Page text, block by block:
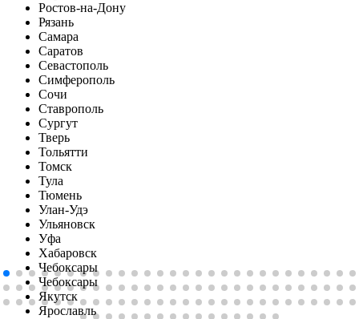
Ростов-на-Дону
Рязань
Самара
Саратов
Севастополь
Симферопoль
Сочи
Ставрополь
Сургут
Тверь
Тольятти
Томск
Тула
Тюмень
Улан-Удэ
Ульяновск
Уфа
Хабаровск
Чебоксары
Чебоксары
Якутск
Ярославль